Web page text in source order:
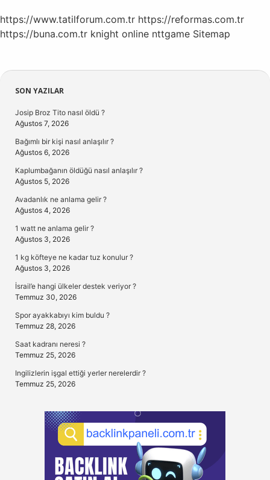
https://www.tatilforum.com.tr https://reformas.com.tr
https://buna.com.tr knight online nttgame Sitemap
Sidebar
SON YAZILAR
Josip Broz Tito nasıl öldü ?
Ağustos 7, 2026
Bağımlı bir kişi nasıl anlaşılır ?
Ağustos 6, 2026
Kaplumbağanın öldüğü nasıl anlaşılır ?
Ağustos 5, 2026
Avadanlık ne anlama gelir ?
Ağustos 4, 2026
1 watt ne anlama gelir ?
Ağustos 3, 2026
1 kg köfteye ne kadar tuz konulur ?
Ağustos 3, 2026
İsrail’e hangi ülkeler destek veriyor ?
Temmuz 30, 2026
Spor ayakkabıyı kim buldu ?
Temmuz 28, 2026
Saat kadranı neresi ?
Temmuz 25, 2026
Ingilizlerin işgal ettiği yerler nerelerdir ?
Temmuz 25, 2026